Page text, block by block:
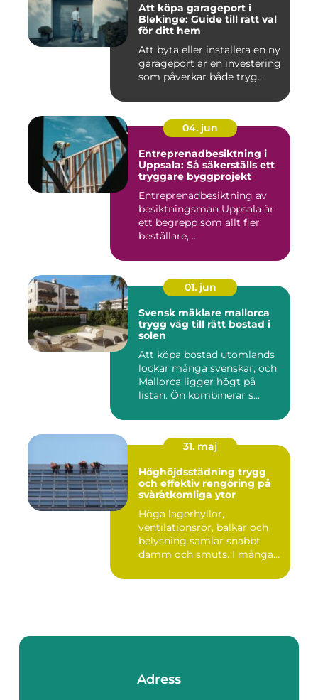
Att köpa garageport i
Blekinge: Guide till rätt val
för ditt hem
Att byta eller installera en ny
garageport är en investering
som påverkar både tryg...
04. jun
Entreprenadbesiktning i
Uppsala: Så säkerställs ett
tryggare byggprojekt
Entreprenadbesiktning av
besiktningsman Uppsala är
ett begrepp som allt fler
beställare, ...
01. jun
Svensk mäklare mallorca
trygg väg till rätt bostad i
solen
Att köpa bostad utomlands
lockar många svenskar, och
Mallorca ligger högt på
listan. Ön kombinerar s...
31. maj
Höghöjdsstädning trygg
och effektiv rengöring på
svåråtkomliga ytor
Höga lagerhyllor,
ventilationsrör, balkar och
belysning samlar snabbt
damm och smuts. I många
Adress